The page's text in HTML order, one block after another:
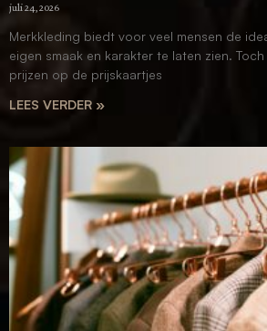
juli 24, 2026
Merkkleding biedt voor veel mensen de
eigen smaak en karakter te laten zien.
prijzen op de prijskaartjes
LEES VERDER »